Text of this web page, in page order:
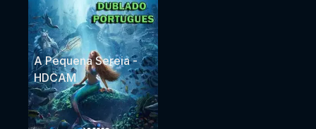
A Pequena Sereia -
HDCAM